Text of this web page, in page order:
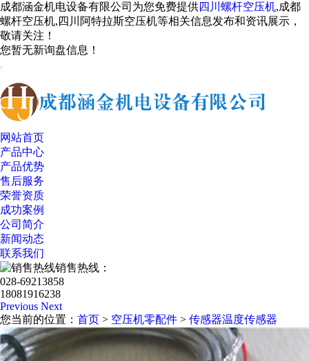
成都涵金机电设备有限公司为您免费提供四川螺杆空压机,成都
螺杆空压机,四川阿特拉斯空压机等相关信息发布和资讯展示，
敬请关注！
您暂无新询盘信息！
网站首页
产品中心
产品优势
售后服务
荣誉资质
成功案例
公司简介
新闻动态
联系我们
销售热线：
028-69213858
18081916238
Previous Next
您当前的位置： 首页 > 空压机零配件 > 传感器温度传感器